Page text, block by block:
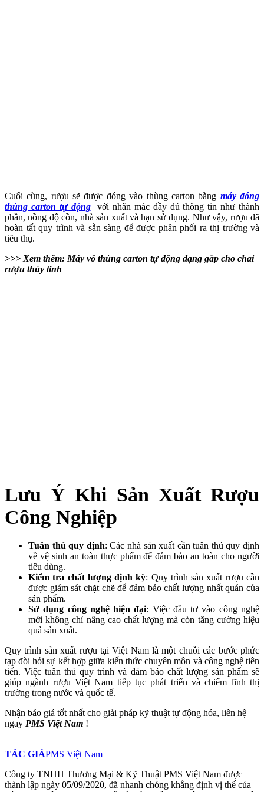
Cuối cùng, rượu sẽ được đóng vào thùng carton bằng máy đóng
thùng carton tự động
với nhãn mác đầy đủ thông tin như thành
phần, nồng độ cồn, nhà sản xuất và hạn sử dụng. Như vậy, rượu đã
hoàn tất quy trình và sẵn sàng để được phân phối ra thị trường và
tiêu thụ.
>>> Xem thêm: Máy vô thùng carton tự động dạng gắp cho chai
rượu thủy tinh
Lưu Ý Khi Sản Xuất Rượu
Công Nghiệp
Tuân thủ quy định: Các nhà sản xuất cần tuân thủ quy định
về vệ sinh an toàn thực phẩm để đảm bảo an toàn cho người
tiêu dùng.
Kiểm tra chất lượng định kỳ: Quy trình sản xuất rượu cần
được giám sát chặt chẽ để đảm bảo chất lượng nhất quán của
sản phẩm.
Sử dụng công nghệ hiện đại: Việc đầu tư vào công nghệ
mới không chỉ nâng cao chất lượng mà còn tăng cường hiệu
quả sản xuất.
Quy trình sản xuất rượu tại Việt Nam là một chuỗi các bước phức
tạp đòi hỏi sự kết hợp giữa kiến thức chuyên môn và công nghệ tiên
tiến. Việc tuân thủ quy trình và đảm bảo chất lượng sản phẩm sẽ
giúp ngành rượu Việt Nam tiếp tục phát triển và chiếm lĩnh thị
trường trong nước và quốc tế.
Nhận báo giá tốt nhất cho giải pháp kỹ thuật tự động hóa, liên hệ
ngay PMS Việt Nam !
TÁC GIẢPMS Việt Nam
Công ty TNHH Thương Mại & Kỹ Thuật PMS Việt Nam được
thành lập ngày 05/09/2020, đã nhanh chóng khẳng định vị thế của